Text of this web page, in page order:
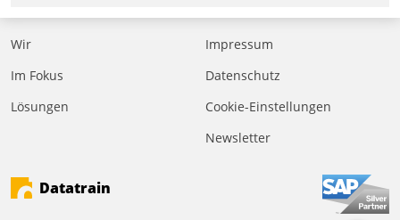
Wir
Im Fokus
Lösungen
Impressum
Datenschutz
Cookie-Einstellungen
Newsletter
Datatrain